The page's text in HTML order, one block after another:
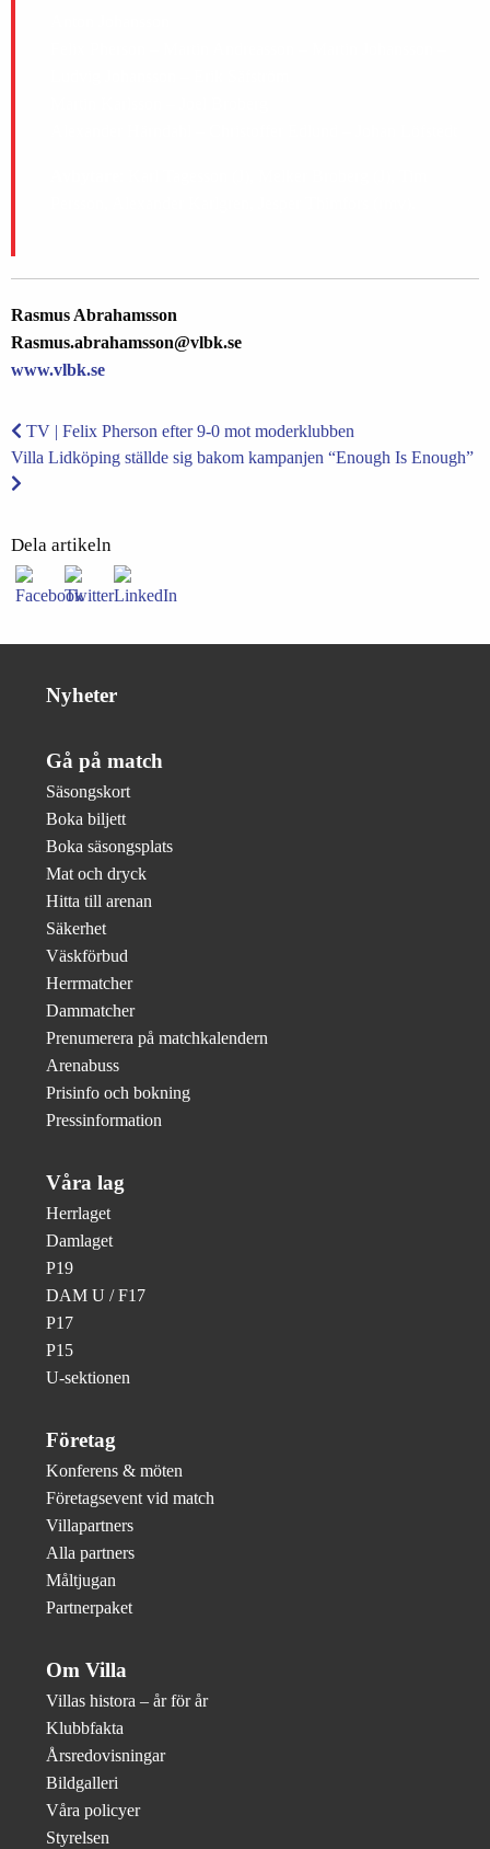
Rasmus Abrahamsson
Rasmus.abrahamsson@vlbk.se
www.vlbk.se
TV | Felix Pherson efter 9-0 mot moderklubben
Villa Lidköping ställde sig bakom kampanjen “Enough Is Enough”
Dela artikeln
Nyheter
Gå på match
Säsongskort
Boka biljett
Boka säsongsplats
Mat och dryck
Hitta till arenan
Säkerhet
Väskförbud
Herrmatcher
Dammatcher
Prenumerera på matchkalendern
Arenabuss
Prisinfo och bokning
Pressinformation
Våra lag
Herrlaget
Damlaget
P19
DAM U / F17
P17
P15
U-sektionen
Företag
Konferens & möten
Företagsevent vid match
Villapartners
Alla partners
Måltjugan
Partnerpaket
Om Villa
Villas histora – år för år
Klubbfakta
Årsredovisningar
Bildgalleri
Våra policyer
Styrelsen